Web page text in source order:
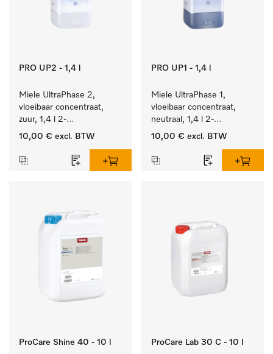
PRO UP2 - 1,4 l
Miele UltraPhase 2,
vloeibaar concentraat,
zuur, 1,4 l 2-
componentenwasmiddel
wasgoed.
10,00 € excl. BTW
PRO UP1 - 1,4 l
Miele UltraPhase 1,
vloeibaar concentraat,
neutraal, 1,4 l 2-
componentenwasmiddel
wasgoed.
10,00 € excl. BTW
ProCare Shine 40 - 10 l ProCare Lab 30 C - 10 l